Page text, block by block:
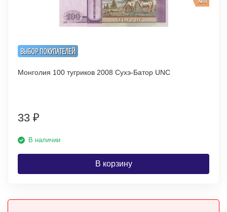
ВЫБОР ПОКУПАТЕЛЕЙ
Монголия 100 тугриков 2008 Сухэ-Батор UNC
33 ₽
В наличии
В корзину